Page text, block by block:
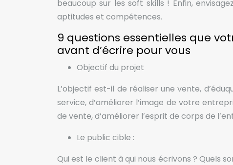
beaucoup sur les soft skills ! Enfin,
aptitudes et compétences.
9 questions essentielles que
avant d’écrire pour vous
Objectif du projet
L’objectif est-il de réaliser une vente,
service, d’améliorer l’image de votre
de vente, d’améliorer l’esprit de corps de
Le public cible :
Qui est le client à qui nous écrivons ? Quels